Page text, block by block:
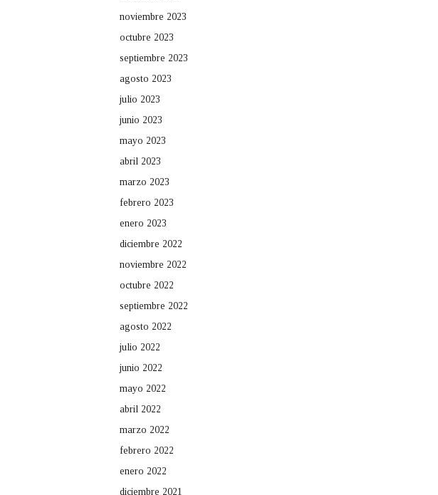
noviembre 2023
octubre 2023
septiembre 2023
agosto 2023
julio 2023
junio 2023
mayo 2023
abril 2023
marzo 2023
febrero 2023
enero 2023
diciembre 2022
noviembre 2022
octubre 2022
septiembre 2022
agosto 2022
julio 2022
junio 2022
mayo 2022
abril 2022
marzo 2022
febrero 2022
enero 2022
diciembre 2021